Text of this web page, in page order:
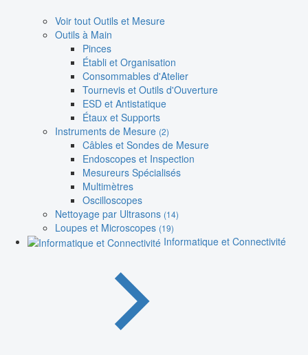
Voir tout Outils et Mesure
Outils à Main
Pinces
Établi et Organisation
Consommables d'Atelier
Tournevis et Outils d'Ouverture
ESD et Antistatique
Étaux et Supports
Instruments de Mesure (2)
Câbles et Sondes de Mesure
Endoscopes et Inspection
Mesureurs Spécialisés
Multimètres
Oscilloscopes
Nettoyage par Ultrasons (14)
Loupes et Microscopes (19)
Informatique et Connectivité